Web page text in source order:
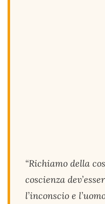
“Richiamo della
coscienza
l’inconscio e